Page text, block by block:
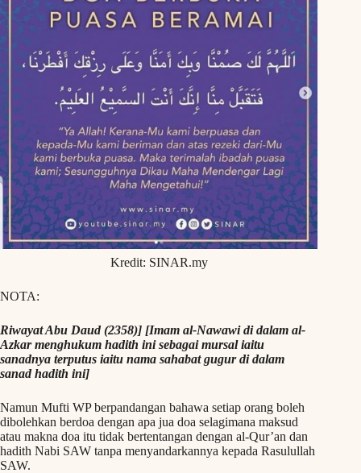
Kredit: SINAR.my
NOTA:
Riwayat Abu Daud (2358)] [Imam al-Nawawi di dalam al-
Azkar menghukum hadith ini sebagai mursal iaitu
sanadnya terputus iaitu nama sahabat gugur di dalam
sanad hadith ini]
Namun Mufti WP berpandangan bahawa setiap orang boleh
dibolehkan berdoa dengan apa jua doa selagimana maksud
atau makna doa itu tidak bertentangan dengan al-Qur’an dan
hadith Nabi SAW tanpa menyandarkannya kepada Rasulullah
SAW.